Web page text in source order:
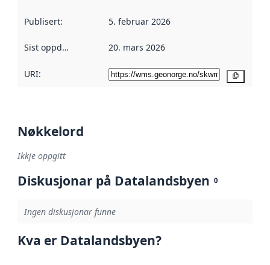
Publisert: 5. februar 2026
Sist oppdatert 20. mars 2026
URI:
Nøkkelord
Ikkje oppgitt
Diskusjonar på Datalandsbyen 0
Ingen diskusjonar funne
Kva er Datalandsbyen?